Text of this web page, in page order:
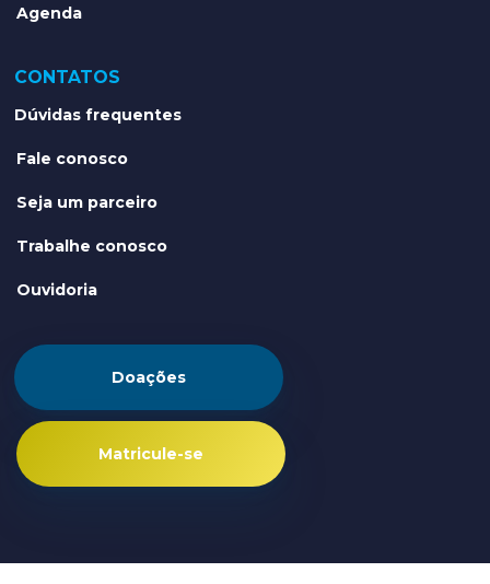
Agenda
CONTATOS
Dúvidas frequentes
Fale conosco
Seja um parceiro
Trabalhe conosco
Ouvidoria
Doações
Matricule-se